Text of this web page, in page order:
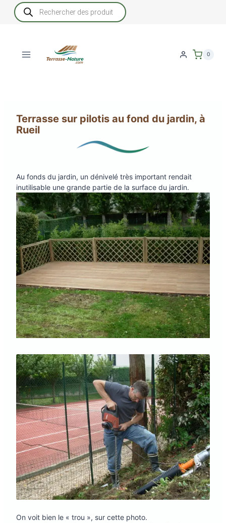
Recherche
de
produits
0
Terrasse sur pilotis au fond du jardin, à
Rueil
Au fonds du jardin, un dénivelé très important rendait
inutilisable une grande partie de la surface du jardin.
On voit bien le « trou », sur cette photo.